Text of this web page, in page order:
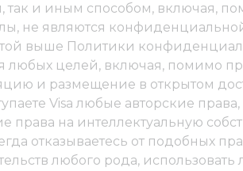
так и иным способом, включая,
не являются
выше Политики
любых целей, включая, помимо
и размещение в открытом
Visa любые авторские
права на интеллектуальную
отказываетесь от подобных
любого рода,